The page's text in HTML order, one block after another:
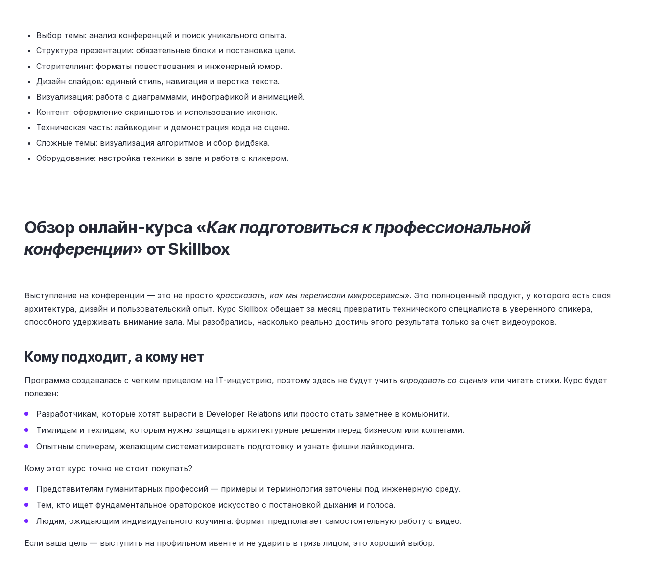
Выбор темы: анализ конференций и поиск уникального опыта.
Структура презентации: обязательные блоки и постановка цели.
Сторителлинг: форматы повествования и инженерный юмор.
Дизайн слайдов: единый стиль, навигация и верстка текста.
Визуализация: работа с диаграммами, инфографикой и анимацией.
Контент: оформление скриншотов и использование иконок.
Техническая часть: лайвкодинг и демонстрация кода на сцене.
Сложные темы: визуализация алгоритмов и сбор фидбэка.
Оборудование: настройка техники в зале и работа с кликером.
Обзор онлайн-курса «Как подготовиться к профессиональной
конференции» от Skillbox
Выступление на конференции — это не просто «рассказать, как мы переписали микросервисы». Это полноценный продукт, у которого есть своя
архитектура, дизайн и пользовательский опыт. Курс Skillbox обещает за месяц превратить технического специалиста в уверенного спикера,
способного удерживать внимание зала. Мы разобрались, насколько реально достичь этого результата только за счет видеоуроков.
Кому подходит, а кому нет
Программа создавалась с четким прицелом на IT-индустрию, поэтому здесь не будут учить «продавать со сцены» или читать стихи. Курс будет
полезен:
Разработчикам, которые хотят вырасти в Developer Relations или просто стать заметнее в комьюнити.
Тимлидам и техлидам, которым нужно защищать архитектурные решения перед бизнесом или коллегами.
Опытным спикерам, желающим систематизировать подготовку и узнать фишки лайвкодинга.
Кому этот курс точно не стоит покупать?
Представителям гуманитарных профессий — примеры и терминология заточены под инженерную среду.
Тем, кто ищет фундаментальное ораторское искусство с постановкой дыхания и голоса.
Людям, ожидающим индивидуального коучинга: формат предполагает самостоятельную работу с видео.
Если ваша цель — выступить на профильном ивенте и не ударить в грязь лицом, это хороший выбор.